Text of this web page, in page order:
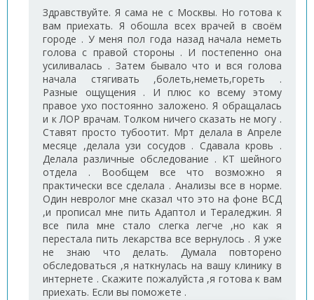
Здравствуйте. Я сама не с Москвы. Но готова к
вам приехать. Я обошла всех врачей в своём
городе . У меня пол года назад начала неметь
голова с правой стороны . И постепенно она
усиливалась . Затем бывало что и вся голова
начала стягивать ,болеть,неметь,гореть .
Разные ощущения . И плюс ко всему этому
правое ухо постоянно заложено. Я обращалась
и к ЛОР врачам. Толком ничего сказать не могу .
Ставят просто тубоотит. Мрт делала в Апреле
месяце ,делала узи сосудов . Сдавала кровь .
Делала различные обследование . КТ шейного
отдела . Вообщем все что возможно я
практически все сделала . Анализы все в норме.
Один невролог мне сказал что это на фоне ВСД
,и прописал мне пить Адаптол и Тераледжин. Я
все пила мне стало слегка легче ,но как я
перестала пить лекарства все вернулось . Я уже
не знаю что делать. Думала повторено
обследоваться ,я наткнулась на вашу клинику в
интернете . Скажите пожалуйста ,я готова к вам
приехать. Если вы поможете .